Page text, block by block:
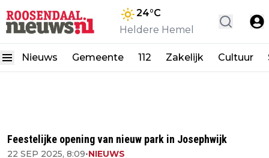
24°C
Heldere Hemel
Nieuws Gemeente 112 Zakelijk Cultuur
Feestelijke opening van nieuw park in Josephwijk
22 SEP 2025, 8:09•NIEUWS